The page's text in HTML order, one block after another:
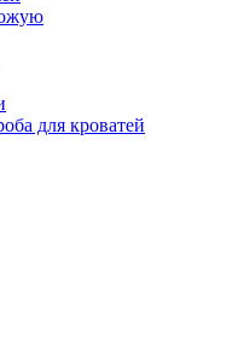
для кроватей